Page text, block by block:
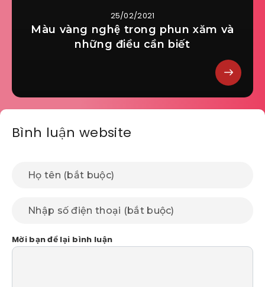
25/02/2021
Màu vàng nghệ trong phun xăm và
những điều cần biết
Bình luận website
Mời bạn để lại bình luận